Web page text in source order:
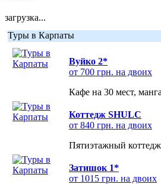
загрузка...
Туры в Карпаты
Вуйко 2*
от 700 грн. на двоих
Кафе на 30 мест,
Коттедж SHULC
от 840 грн. на двоих
Пятиэтажный
Затишок 1*
от 1015 грн. на двоих